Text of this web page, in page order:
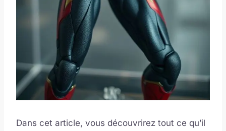
Dans cet article, vous découvrirez tout ce qu’il